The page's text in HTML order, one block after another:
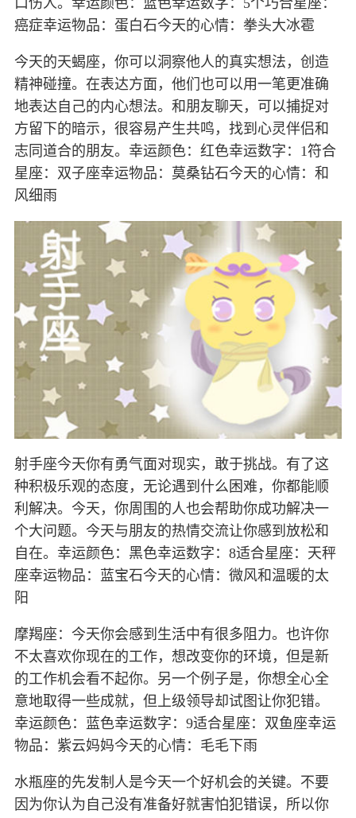
癌症幸运物品：蛋白石今天的心情：拳头大冰雹
今天的天蝎座，你可以洞察他人的真实想法，创造
精神碰撞。在表达方面，他们也可以用一笔更准确
地表达自己的内心想法。和朋友聊天，可以捕捉对
方留下的暗示，很容易产生共鸣，找到心灵伴侣和
志同道合的朋友。幸运颜色：红色幸运数字：1符合
星座：双子座幸运物品：莫桑钻石今天的心情：和
风细雨
射手座今天你有勇气面对现实，敢于挑战。有了这
种积极乐观的态度，无论遇到什么困难，你都能顺
利解决。今天，你周围的人也会帮助你成功解决一
个大问题。今天与朋友的热情交流让你感到放松和
自在。幸运颜色：黑色幸运数字：8适合星座：天秤
座幸运物品：蓝宝石今天的心情：微风和温暖的太
阳
摩羯座：今天你会感到生活中有很多阻力。也许你
不太喜欢你现在的工作，想改变你的环境，但是新
的工作机会看不起你。另一个例子是，你想全心全
意地取得一些成就，但上级领导却试图让你犯错。
幸运颜色：蓝色幸运数字：9适合星座：双鱼座幸运
物品：紫云妈妈今天的心情：毛毛下雨
水瓶座的先发制人是今天一个好机会的关键。不要
因为你认为自己没有准备好就害怕犯错误，所以你